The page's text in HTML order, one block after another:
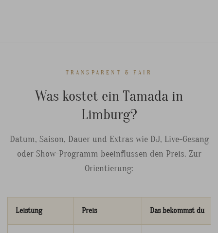
TRANSPARENT & FAIR
Was kostet ein Tamada in
Limburg?
Datum, Saison, Dauer und Extras wie DJ, Live-Gesang
oder Show-Programm beeinflussen den Preis. Zur
Orientierung:
Leistung Preis Das bekommst du